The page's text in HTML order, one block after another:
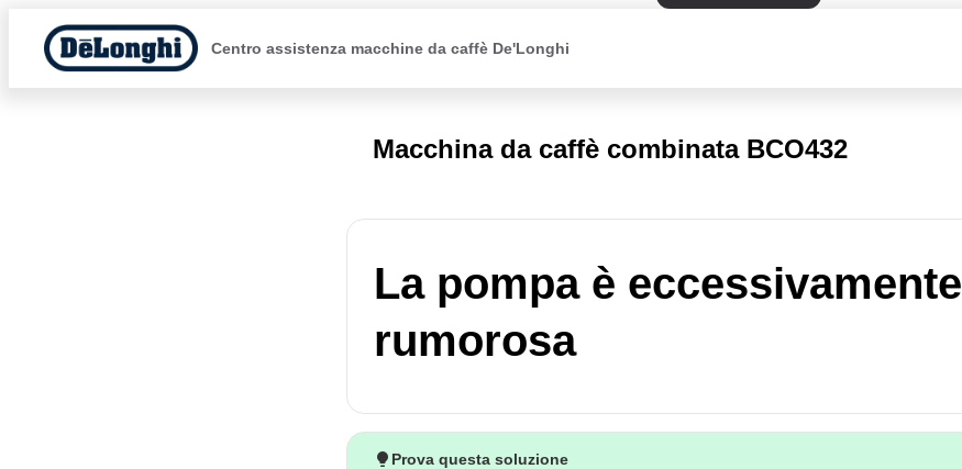
Centro assistenza macchine da caffè De'Longhi
Macchina da caffè combinata BCO432
La pompa è eccessivamente
rumorosa
Prova questa soluzione